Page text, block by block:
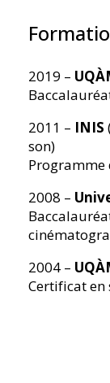
2019 –
2011 – INIS
son)
Programme
2008 –
2004 –
Certificat